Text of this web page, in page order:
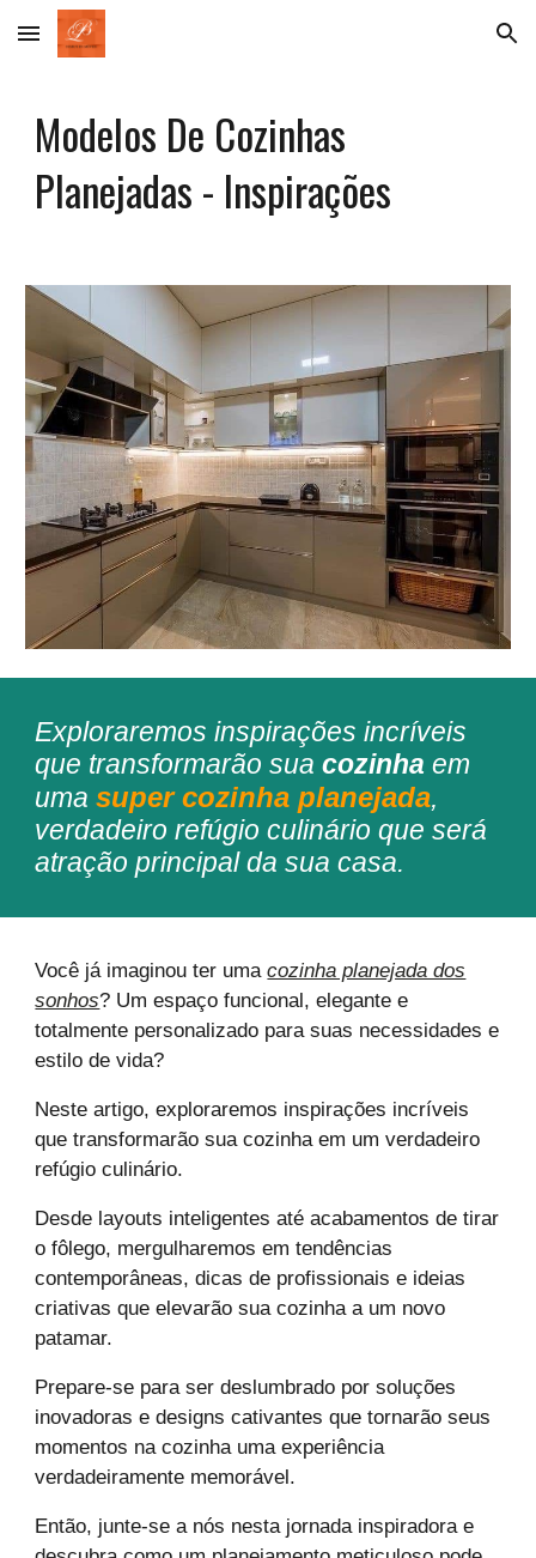
Skip to main content Skip to navigation
Modelos De Cozinhas
Planejadas - Inspirações
Exploraremos inspirações incríveis
que transformarão suacozinha em
umasuper cozinha planejada,
verdadeiro refúgio culinário que será
atração principal da sua casa.
Você já imaginou ter umacozinha planejada dos
sonhos? Um espaço funcional, elegante e
totalmente personalizado para suas necessidades e
estilo de vida?
Neste artigo, exploraremos inspirações incríveis
que transformarão sua cozinha em um verdadeiro
refúgio culinário.
Desde layouts inteligentes até acabamentos de tirar
o fôlego, mergulharemos em tendências
contemporâneas, dicas de profissionais e ideias
criativas que elevarão sua cozinha a um novo
patamar.
Prepare-se para ser deslumbrado por soluções
inovadoras e designs cativantes que tornarão seus
momentos na cozinha uma experiência
verdadeiramente memorável.
Então, junte-se a nós nesta jornada inspiradora e